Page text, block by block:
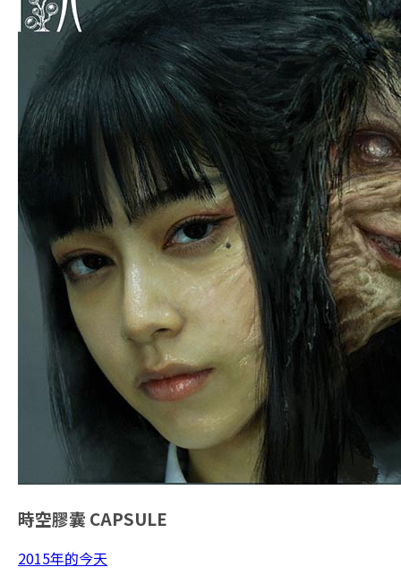
時空膠囊 CAPSULE
2015年的今天